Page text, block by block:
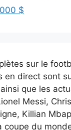
$
sur le
en direct sont
ainsi que les
Messi,
Killian
coupe du